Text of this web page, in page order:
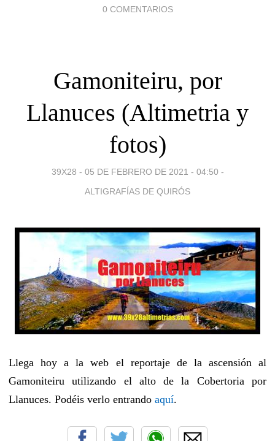
0 COMENTARIOS
Gamoniteiru, por
Llanuces (Altimetria y
fotos)
39X28 - 05 DE FEBRERO DE 2021 - 04:50 -
ALTIGRAFÍAS DE QUIRÓS
Llega hoy a la web el reportaje de la ascensión al
Gamoniteiru utilizando el alto de la Cobertoria por
Llanuces. Podéis verlo entrando aquí.